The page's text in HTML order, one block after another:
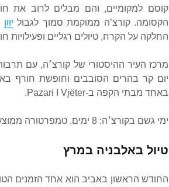
קוסם למקומיים, והם מבלים לרוב את
הקסומה. קורצ’ה ממוקמת סמוך לגבול יוון
החלקה על הקרח, טיולים רגליים ופעילויות
מרכז העיר ההיסטורי של קורצ׳ה, עם
יום קר בהרים הסובבים וחופשת חורף
באחד מבתי הקפה ב-Pazari I Vjëter.
ימי גשם בקורצ׳ה: 8 ימים. טמפרטורה ממוצעת בקורצ׳ה: 2 מעלות צלזיוס.
טיול באלבניה במרץ
החודש הראשון באביב הוא אחד הזמנים